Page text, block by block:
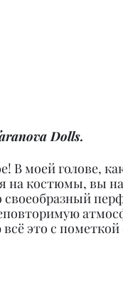
Dolls.
моей голове,
на костюмы, вы
это с